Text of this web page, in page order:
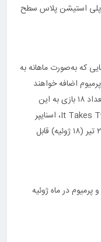
بازی به سرویس پلی استیشن پلاس سطح
که به‌صورت ماهانه به
اضافه خواهند
شد، رونمایی کرده است. در ماه ژوئیه ۲۰۲۳ تعداد ۱۸ بازی به این
سرویس خواهند آمد که شامل آثاری مثل It Takes Two، اسنایپر
الیت ۵ و World War Z است. این آثار از ۲۷ تیر (۱۸ ژوئیه) قابل
در ماه ژوئیه